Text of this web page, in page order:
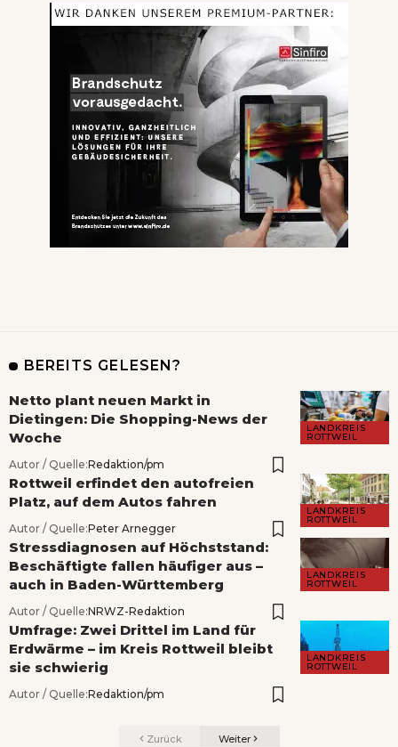
BEREITS GELESEN?
LANDKREIS
ROTTWEIL
Netto plant neuen Markt in
Dietingen: Die Shopping-News der
Woche
Autor / Quelle:Redaktion/pm
LANDKREIS
ROTTWEIL
Rottweil erfindet den autofreien
Platz, auf dem Autos fahren
Autor / Quelle:Peter Arnegger
LANDKREIS
ROTTWEIL
Stressdiagnosen auf Höchststand:
Beschäftigte fallen häufiger aus –
auch in Baden-Württemberg
Autor / Quelle:NRWZ-Redaktion
LANDKREIS
ROTTWEIL
Umfrage: Zwei Drittel im Land für
Erdwärme – im Kreis Rottweil bleibt
sie schwierig
Autor / Quelle:Redaktion/pm
Zurück Weiter